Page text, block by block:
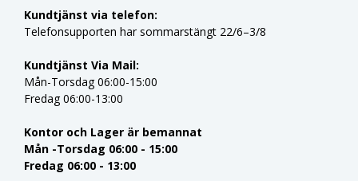
Kundtjänst via telefon:
Telefonsupporten har sommarstängt 22/6–3/8
Kundtjänst Via Mail:
Mån-Torsdag 06:00-15:00
Fredag 06:00-13:00
Kontor och Lager är bemannat
Mån -Torsdag 06:00 - 15:00
Fredag 06:00 - 13:00